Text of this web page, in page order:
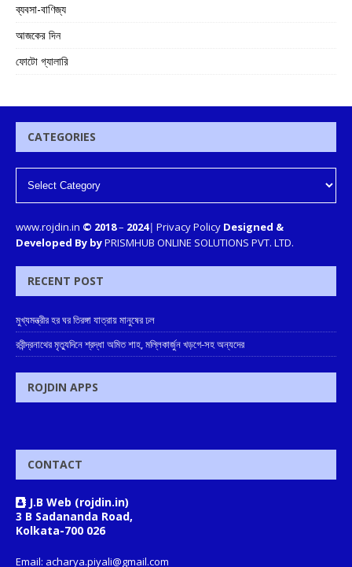
ব্যবসা-বাণিজ্য
আজকের দিন
ফোটো গ্যালারি
CATEGORIES
www.rojdin.in © 2018– 2024| Privacy Policy Designed &
Developed By byPRISMHUB ONLINE SOLUTIONS PVT. LTD.
RECENT POST
মুখ্যমন্ত্রীর হর ঘর তিরঙ্গা যাত্রায় মানুষের ঢল
রবীন্দ্রনাথের মৃত্যুদিনে শ্রদ্ধা অমিত শাহ, মল্লিকার্জুন খড়গে-সহ অন্যদের
ROJDIN APPS
CONTACT
J.B Web (rojdin.in)
3 B Sadananda Road,
Kolkata-700 026
Email: acharya.piyali@gmail.com